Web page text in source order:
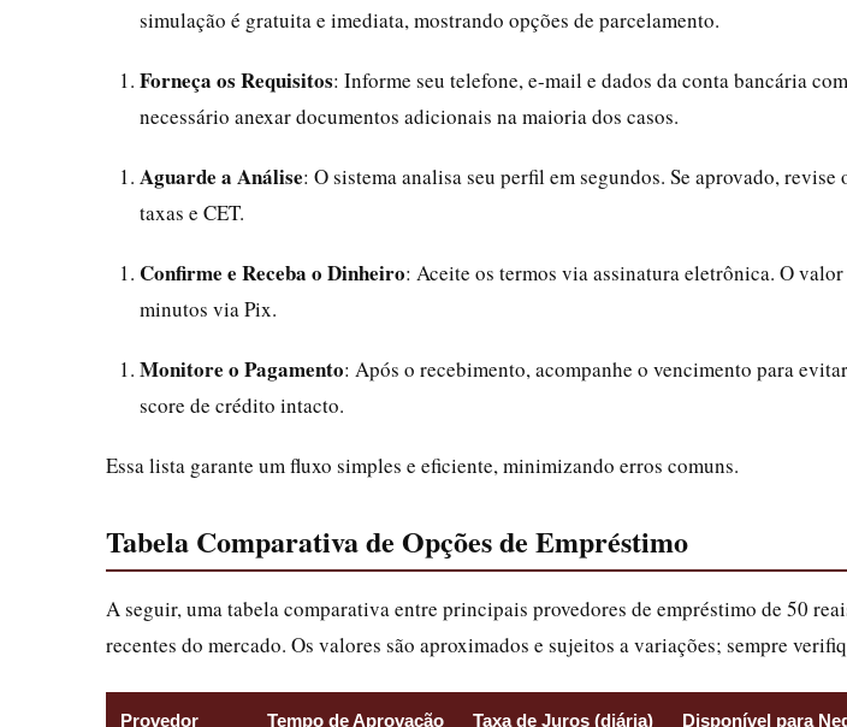
simulação é gratuita e imediata, mostrando opções de parcelamento.
Forneça os Requisitos: Informe seu telefone, e-mail e dados da conta bancária
necessário anexar documentos adicionais na maioria dos casos.
Aguarde a Análise: O sistema analisa seu perfil em segundos. Se aprovado,
taxas e CET.
Confirme e Receba o Dinheiro: Aceite os termos via assinatura eletrônica. O
minutos via Pix.
Monitore o Pagamento: Após o recebimento, acompanhe o vencimento para
score de crédito intacto.
Essa lista garante um fluxo simples e eficiente, minimizando erros comuns.
Tabela Comparativa de Opções de Empréstimo
A seguir, uma tabela comparativa entre principais provedores de empréstimo de 50
recentes do mercado. Os valores são aproximados e sujeitos a variações; sempre
Provedor Tempo de Aprovação Taxa de Juros (diária) Disponível para